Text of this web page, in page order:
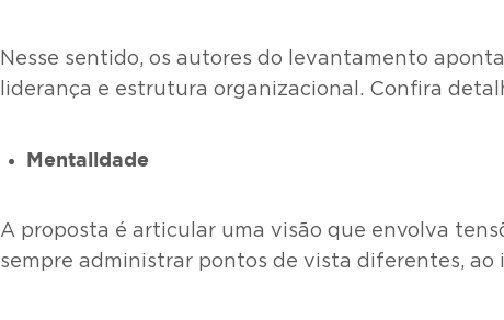
Nesse sentido, os autores do levantamento
liderança e estrutura organizacional. Confira
Mentalidade
A proposta é articular uma visão que envolva
sempre administrar pontos de vista diferentes,